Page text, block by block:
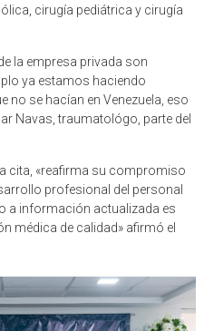
cirugía pediátrica y cirugía
la empresa privada son
ya estamos haciendo
no se hacían en Venezuela, eso
Navas, traumatológo, parte del
cita, «reafirma su compromiso
profesional del personal
a información actualizada es
médica de calidad» afirmó el